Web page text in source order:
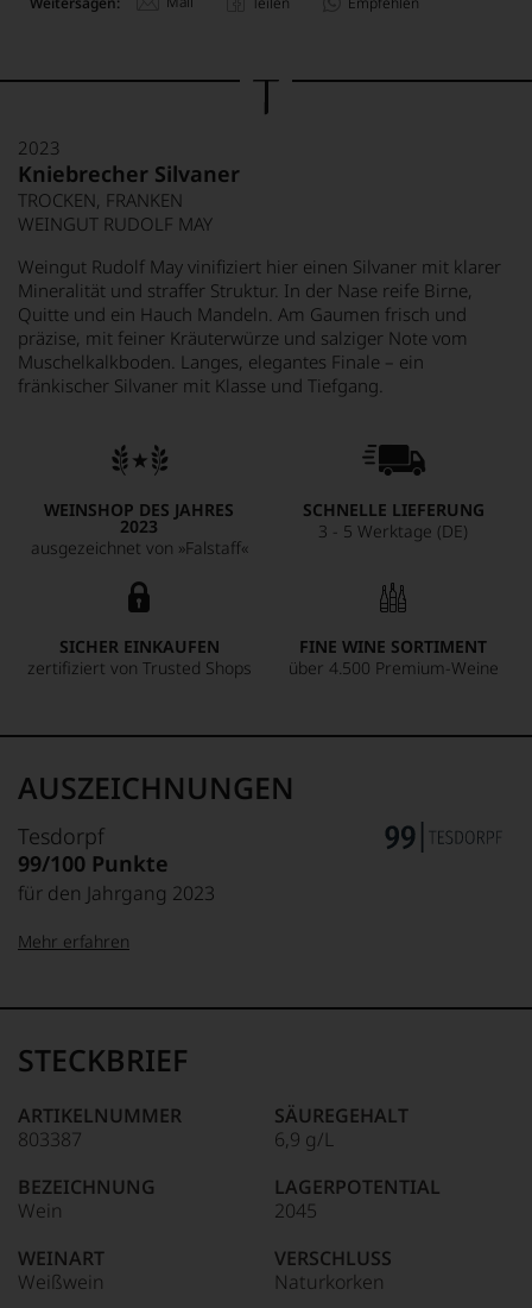
2023
Kniebrecher Silvaner
TROCKEN, FRANKEN
WEINGUT RUDOLF MAY
Weingut Rudolf May vinifiziert hier einen Silvaner mit klarer
Mineralität und straffer Struktur. In der Nase reife Birne,
Quitte und ein Hauch Mandeln. Am Gaumen frisch und
präzise, mit feiner Kräuterwürze und salziger Note vom
Muschelkalkboden. Langes, elegantes Finale – ein
fränkischer Silvaner mit Klasse und Tiefgang.
WEINSHOP DES JAHRES
2023
ausgezeichnet von »Falstaff«
SCHNELLE LIEFERUNG
3 - 5 Werktage (DE)
SICHER EINKAUFEN
zertifiziert von Trusted Shops
FINE WINE SORTIMENT
über 4.500 Premium-Weine
AUSZEICHNUNGEN
Tesdorpf
99/100 Punkte
für den Jahrgang 2023
95–98 Punkte:
90–94 Punkte:
Name
Tesdorpf
für
»Fine
für
die
edlen
Weine
der
Welt,
Mehr erfahren
STECKBRIEF
ARTIKELNUMMER
803387
BEZEICHNUNG
Wein
WEINART
Weißwein
SÄUREGEHALT
6,9 g/L
LAGERPOTENTIAL
2045
VERSCHLUSS
Naturkorken